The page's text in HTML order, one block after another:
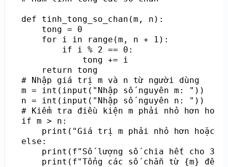
def tinh_tong_so_chan(m, n):
tong = 0
for i in range(m, n + 1):
if i % 2 == 0:
tong += i
return tong
# Nhập giá trị m và n từ người dùng
m = int(input("Nhập số nguyên m: "))
n = int(input("Nhập số nguyên n: "))
# Kiểm tra điều kiện m phải nhỏ hơn hoặc
if m > n:
print("Giá trị m phải nhỏ hơn hoặc
else:
print(f"Số lượng số chia hết cho 3
print(f"Tổng các số chẵn từ {m} đến